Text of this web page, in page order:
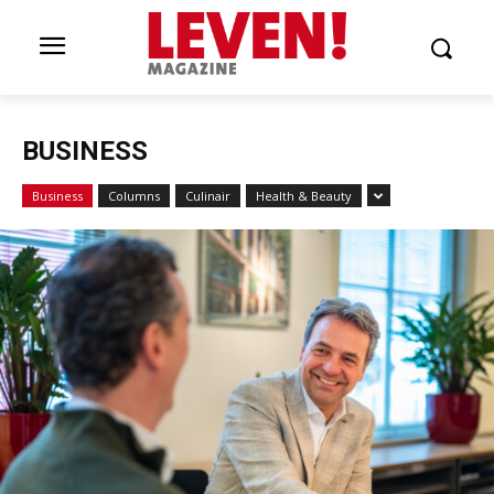
BUSINESS
Business Columns Culinair Health & Beauty